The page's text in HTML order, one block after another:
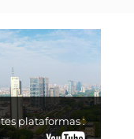
plataformas :